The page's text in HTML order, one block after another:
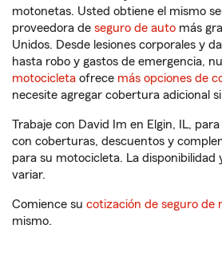
motonetas. Usted obtiene el mismo
proveedora de seguro de auto más
Unidos. Desde lesiones corporales y
hasta robo y gastos de emergencia,
motocicleta ofrece más opciones de
necesite agregar cobertura adicional
Trabaje con David Im en Elgin, IL,
con coberturas, descuentos y
para su motocicleta. La disponibilidad
variar.
Comience su cotización de seguro de
mismo.